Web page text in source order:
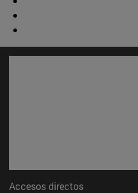
Accesos directos